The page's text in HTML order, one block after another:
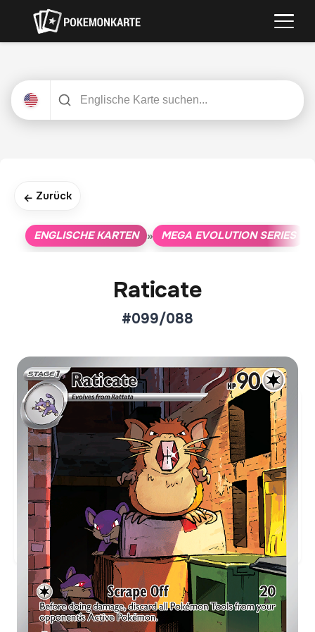
← Zurück
ENGLISCHE KARTEN » MEGA EVOLUTION SERIES
Raticate
#099/088
Aktueller Marktpreis
€2,63
Holofoil
Preise werden täglich aktualisiert.